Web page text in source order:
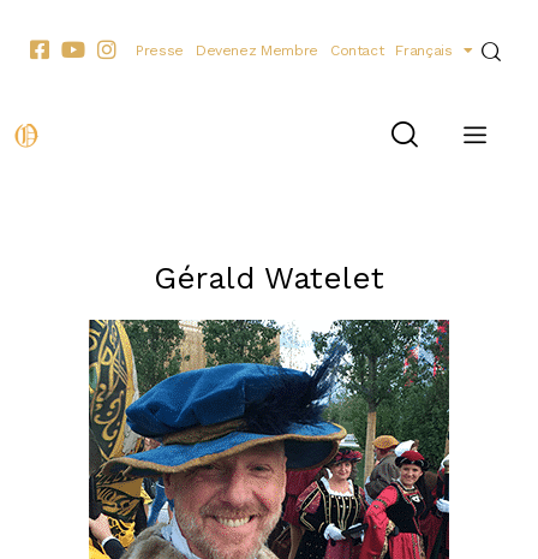
Presse Devenez Membre Contact Français
Gérald Watelet